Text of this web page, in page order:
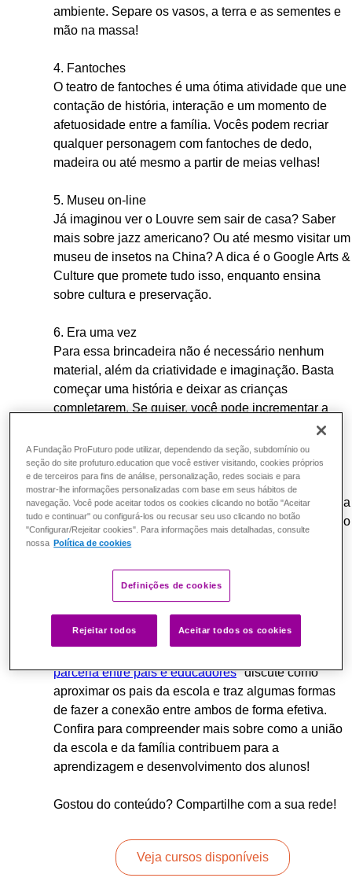
ambiente. Separe os vasos, a terra e as sementes e
mão na massa!
4. Fantoches
O teatro de fantoches é uma ótima atividade que une
contação de história, interação e um momento de
afetuosidade entre a família. Vocês podem recriar
qualquer personagem com fantoches de dedo,
madeira ou até mesmo a partir de meias velhas!
5. Museu on-line
Já imaginou ver o Louvre sem sair de casa? Saber
mais sobre jazz americano? Ou até mesmo visitar um
museu de insetos na China? A dica é o Google Arts &
Culture que promete tudo isso, enquanto ensina
sobre cultura e preservação.
6. Era uma vez
Para essa brincadeira não é necessário nenhum
material, além da criatividade e imaginação. Basta
começar uma história e deixar as crianças
completarem. Se quiser, você pode incrementar a
brincadeira com objetos, figurinos e até um cenário!
Para entender um pouco melhor sobre o papel dos
pais, da escola e da sociedade em geral na
educação,confira a série de podcastsproduzida pela
Fundação Telefônica Vivo em parceria com o Estúdio
Folha da Folha de S. Paulo e fique por dentro de
O primeiro episódio da série Educando para
parceria entre pais e educadores" discute como
aproximar os pais da escola e traz algumas formas
de fazer a conexão entre ambos de forma efetiva.
Confira para compreender mais sobre como a união
da escola e da família contribuem para a
aprendizagem e desenvolvimento dos alunos!
Gostou do conteúdo? Compartilhe com a sua rede!
Veja cursos disponíveis
A Fundação ProFuturo pode utilizar, dependendo da seção, subdomínio ou
seção do site profuturo.education que você estiver visitando, cookies próprios
e de terceiros para fins de análise, personalização, redes sociais e para
mostrar-lhe informações personalizadas com base em seus hábitos de
navegação. Você pode aceitar todos os cookies clicando no botão "Aceitar
tudo e continuar" ou configurá-los ou recusar seu uso clicando no botão
"Configurar/Rejeitar cookies". Para informações mais detalhadas, consulte
nossa Política de cookies
Definições de cookies
Rejeitar todos Aceitar todos os cookies